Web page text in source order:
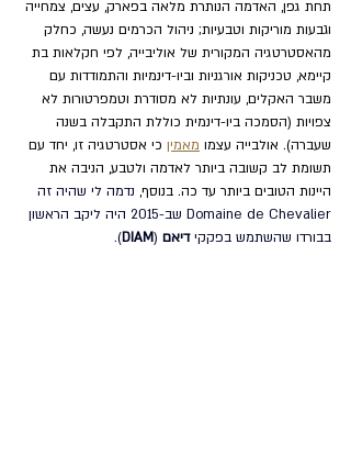
תחת גפן, האדמה הנותרת מלאה בפארק, עצים, צמחייה
וגבעות מוריקות וטבעיות; ניהול הכרמים נעשה, כחלק
מהאסטרטגיה המקורית של אוליבייה, לפי חקלאות בת
קיימא, טכניקות אורגניות וביו-דינמיות והתמודדות עם
משבר האקלים, עונתיות לא מסודרת וטמפרטורות לא
צפויות (הסמכה ביו-דינמית כוללת התקבלה בשנה
שעברה). אולבייה עצמו מאמין כי אסטרטגיה זו, יחד עם
תשומת לב קשובה ביותר לאדמה ולטבע, הניבה את
היינות הטובים ביותר עד כה. בנוסף, נדמה לי שהיה זה
Domaine de Chevalier שב-2015 היה ליקב הראשון
בבורדו שהשתמש בפקקי דיאם (
DIAM
).